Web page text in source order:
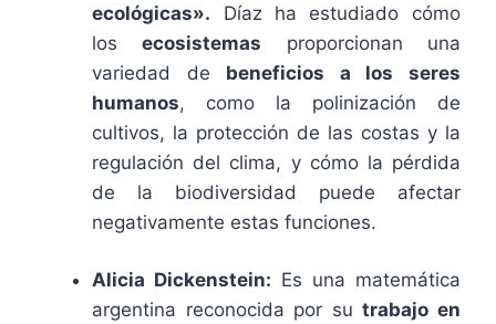
ecológicas». Díaz ha estudiado cómo
losecosistemas proporcionan una
variedad de beneficios a los seres
humanos, como la polinización de
cultivos, la protección de las costas y la
regulación del clima, y cómo la pérdida
de la biodiversidad puede afectar
negativamente estas funciones.
Alicia Dickenstein: Es una matemática
argentina reconocida por sutrabajo en